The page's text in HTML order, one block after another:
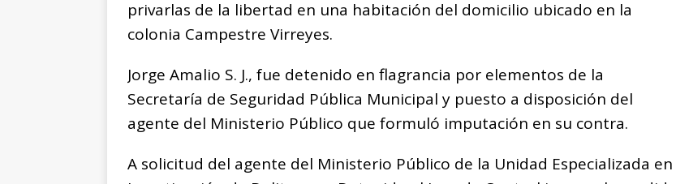
privarlas de la libertad en una habitación del domicilio ubicado en la
colonia Campestre Virreyes.
Jorge Amalio S. J., fue detenido en flagrancia por elementos de la
Secretaría de Seguridad Pública Municipal y puesto a disposición del
agente del Ministerio Público que formuló imputación en su contra.
A solicitud del agente del Ministerio Público de la Unidad Especializada en